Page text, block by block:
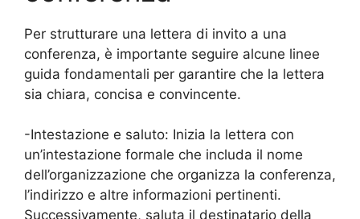
Per strutturare una lettera di invito a una
conferenza, è importante seguire alcune linee
guida fondamentali per garantire che la lettera
sia chiara, concisa e convincente.
-Intestazione e saluto: Inizia la lettera con
un’intestazione formale che includa il nome
dell’organizzazione che organizza la conferenza,
l’indirizzo e altre informazioni pertinenti.
Successivamente, saluta il destinatario della